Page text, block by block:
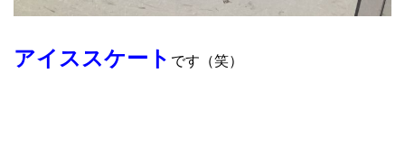
アイススケート です（笑）